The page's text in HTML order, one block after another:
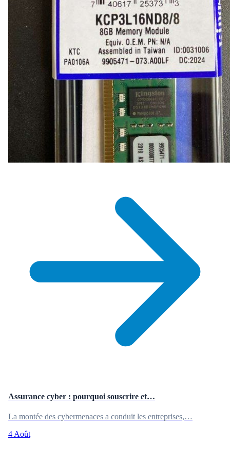
Assurance cyber : pourquoi souscrire et…
La montée des cybermenaces a conduit les entreprises,…
4 Août